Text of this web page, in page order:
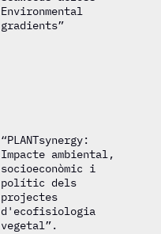
Environmental
gradients”
“PLANTsynergy:
Impacte ambiental,
socioeconòmic i
polític dels
projectes
d'ecofisiologia
vegetal”.